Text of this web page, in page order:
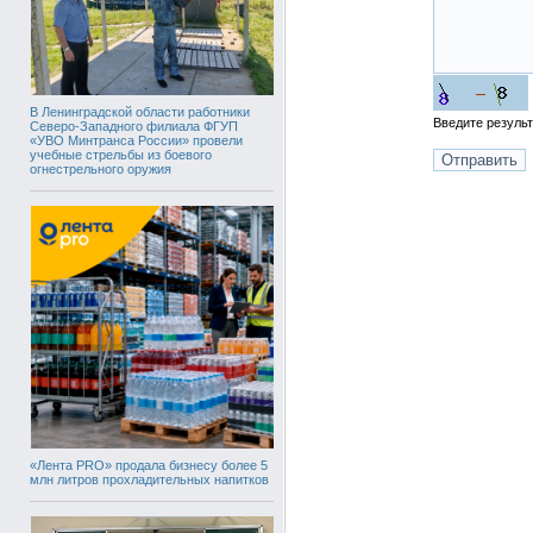
В Ленинградской области работники
Северо-Западного филиала ФГУП
«УВО Минтранса России» провели
учебные стрельбы из боевого
огнестрельного оружия
«Лента PRO» продала бизнесу более 5
млн литров прохладительных напитков
Введите